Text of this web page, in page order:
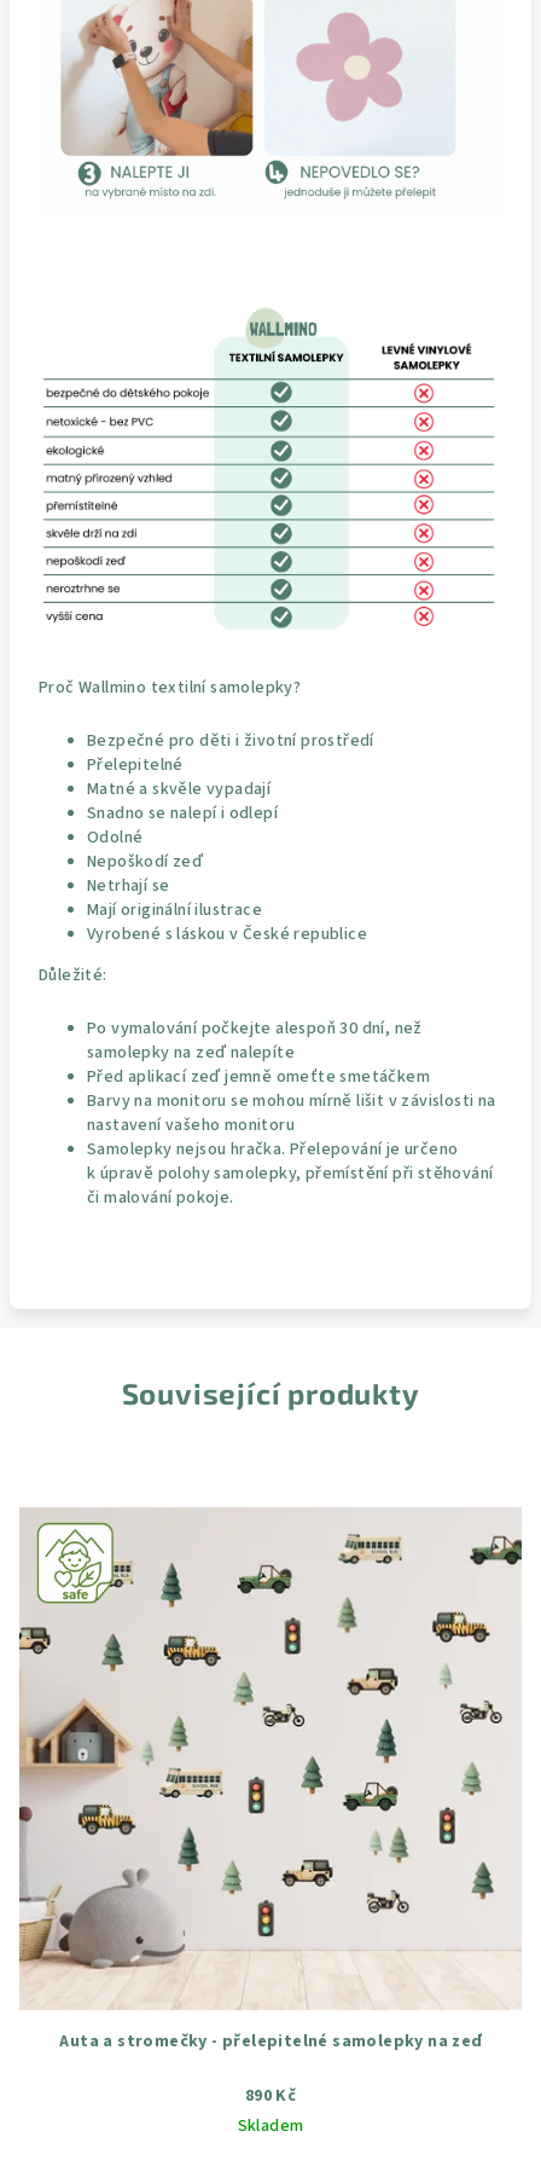
Proč Wallmino textilní samolepky?
Bezpečné pro děti i životní prostředí
Přelepitelné
Matné a skvěle vypadají
Snadno se nalepí i odlepí
Odolné
Nepoškodí zeď
Netrhají se
Mají originální ilustrace
Vyrobené s láskou v České republice
Důležité:
Po vymalování počkejte alespoň 30 dní, než
samolepky na zeď nalepíte
Před aplikací zeď jemně omeťte smetáčkem
Barvy na monitoru se mohou mírně lišit v závislosti na
nastavení vašeho monitoru
Samolepky nejsou hračka. Přelepování je určeno
k úpravě polohy samolepky, přemístění při stěhování
či malování pokoje.
Související produkty
Auta a stromečky - přelepitelné samolepky na zeď
890 Kč
Skladem